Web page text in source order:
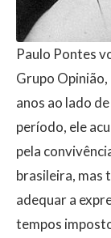
Paulo Pontes
Grupo
anos ao lado
período, ele
pela
brasileira, mas
adequar a
tempos